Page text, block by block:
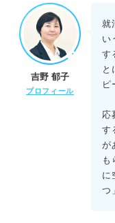
吉野 郁子
プロフィール
就
い
す
と
ピ
応
す
が
も
に
つ